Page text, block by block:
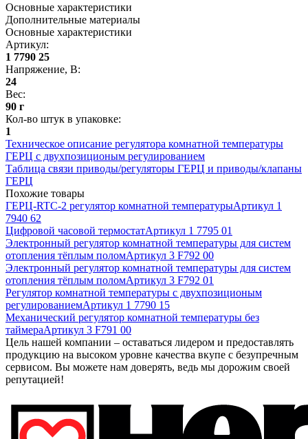
Основные характеристики
Дополнительные материалы
Основные характеристики
Артикул:
1 7790 25
Напряжение, В:
24
Вес:
90 г
Кол-во штук в упаковке:
1
Техническое описание регулятора комнатной температуры
ГЕРЦ с двухпозиционым регулированием
Таблица связи приводы/регуляторы ГЕРЦ и приводы/клапаны
ГЕРЦ
Похожие товары
ГЕРЦ-RTC-2 регулятор комнатной температурыАртикул 1
7940 62
Цифровой часовой термостатАртикул 1 7795 01
Электронный регулятор комнатной температуры для систем
отопления тёплым поломАртикул 3 F792 00
Электронный регулятор комнатной температуры для систем
отопления тёплым поломАртикул 3 F792 01
Регулятор комнатной температуры с двухпозиционым
регулированиемАртикул 1 7790 15
Механический регулятор комнатной температуры без
таймераАртикул 3 F791 00
Цель нашей компании – оставаться лидером и предоставлять
продукцию на высоком уровне качества вкупе с безупречным
сервисом. Вы можете нам доверять, ведь мы дорожим своей
репутацией!